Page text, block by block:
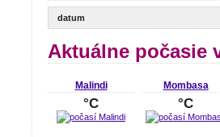
datum
Aktuálne počasie
Malindi
°C
Mombasa
°C